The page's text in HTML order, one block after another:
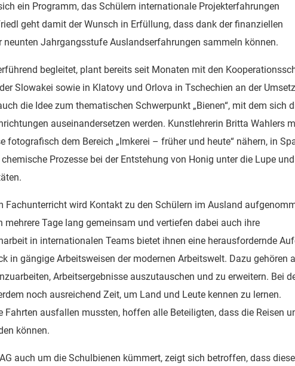
ein Programm, das Schülern internationale Projekterfahrungen
geht damit der Wunsch in Erfüllung, dass dank der finanziellen
neunten Jahrgangsstufe Auslandserfahrungen sammeln können.
begleitet, plant bereits seit Monaten mit den
Slowakei sowie in Klatovy und Orlova in Tschechien an der
die Idee zum thematischen Schwerpunkt „Bienen“, mit dem sich
auseinandersetzen werden. Kunstlehrerin Britta Wahlers
fotografisch dem Bereich „Imkerei – früher und heute“ nähern, in
Prozesse bei der Entstehung von Honig unter die Lupe
Fachunterricht wird Kontakt zu den Schülern im Ausland
Tage lang gemeinsam und vertiefen dabei auch ihre
in internationalen Teams bietet ihnen eine herausfordernde
in gängige Arbeitsweisen der modernen Arbeitswelt. Dazu gehören
Arbeitsergebnisse auszutauschen und zu erweitern. Bei
noch ausreichend Zeit, um Land und Leute kennen zu lernen.
Fahrten ausfallen mussten, hoffen alle Beteiligten, dass die Reisen
können.
auch um die Schulbienen kümmert, zeigt sich betroffen, dass